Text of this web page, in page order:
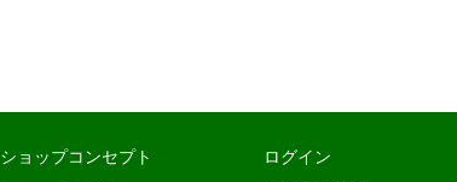
ショップコンセプト
ログイン